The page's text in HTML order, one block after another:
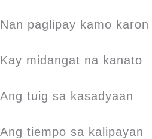
Nan paglipay kamo karon
Kay midangat na kanato
Ang tuig sa kasadyaan
Ang tiempo sa kalipayan